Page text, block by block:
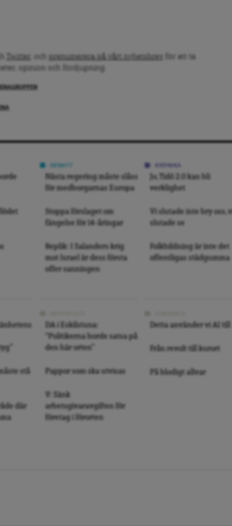
Twitter prenumerera på vårt nyhetsbrev
för att ta
opinion och fördjupning.
Nästa regering måste slåss
för medborgarnas Europa
Stoppa förslaget om
fängelse för 14-åringar
Replik: I Salanders krig
mot Israel är dess första
offer sanningen
Jo, Tidö 2.0 kan bli
verklighet
Vi slutade inte bry oss, vi
slutade se
Folkbildning är inte det
offentligas städgumma
stå
där
DA i Eskilstuna:
“Politikerna borde satsa på
den här orten”
Pappor som ska utvisas
V: Sänk
arbetsgivaravgiften för
företag i förorten
Detta använder vi AI till
Från revolt till kurort
På blodigt allvar